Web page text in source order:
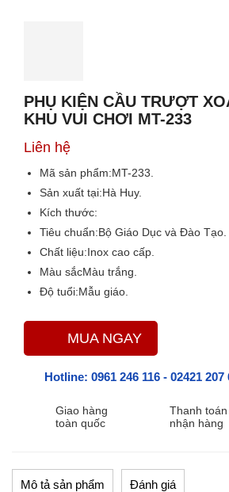
PHỤ KIỆN CẦU TRƯỢT
KHU VUI CHƠI MT-233
Liên hệ
Mã sản phẩm:MT-233.
Sản xuất tại:Hà Huy.
Kích thước:
Tiêu chuẩn:Bộ Giáo Dục và Đào Tạo.
Chất liệu:Inox cao cấp.
Màu sắcMàu trắng.
Độ tuổi:Mẫu giáo.
MUA NGAY
Hotline: 0961 246 116 - 02421 207
Giao hàng
toàn quốc
Thanh
nhận hàng
Mô tả sản phẩm Đánh giá